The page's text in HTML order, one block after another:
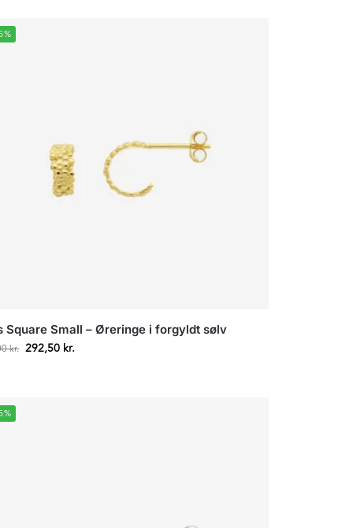
Square Small – Øreringe i forgyldt sølv
kr. 292,50 kr.